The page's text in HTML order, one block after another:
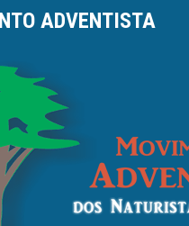
ADVENTISTA